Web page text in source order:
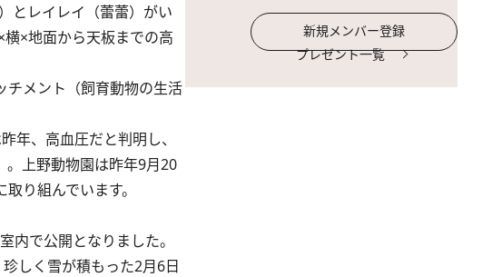
とレイレイ（蕾蕾）がい
×地面から天板までの高
メント（飼育動物の生活
年、高血圧だと判明し、
。上野動物園は昨年9月20
り組んでいます。
で公開となりました。
しく雪が積もった2月6日
新規メンバー登録
プレゼント一覧